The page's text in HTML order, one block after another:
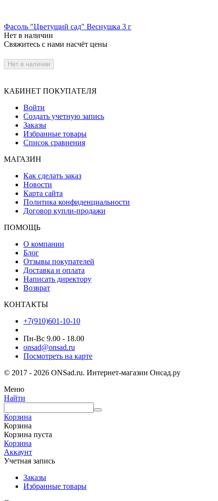
Фасоль "Цветущий сад" Веснушка 3 г
Нет в наличии
Свяжитесь с нами насчёт цены
Нет в наличии
КАБИНЕТ ПОКУПАТЕЛЯ
Войти
Создать учетную запись
Заказы
Избранные товары
Список сравнения
МАГАЗИН
Как сделать заказ
Новости
Карта сайта
Политика конфиденциальности
Договор купли-продажи
ПОМОЩЬ
О компании
Блог
Отзывы покупателей
Доставка и оплата
Написать директору
Возврат
КОНТАКТЫ
+7(910)601-10-10
Пн-Вс 9.00 - 18.00
onsad@onsad.ru
Посмотреть на карте
© 2017 - 2026 ONSad.ru. Интернет-магазин Онсад.ру
Меню
Найти
Корзина
Корзина
Корзина пуста
Корзина
Аккаунт
Учетная запись
Заказы
Избранные товары